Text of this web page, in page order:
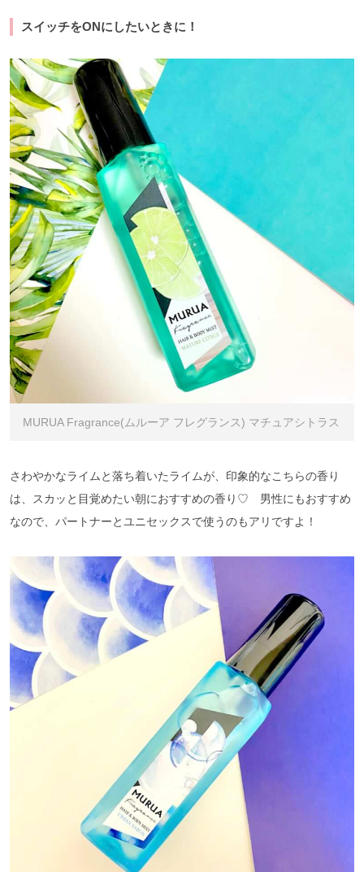
スイッチをONにしたいときに！
MURUA Fragrance(ムルーア フレグランス) マチュアシトラス
さわやかなライムと落ち着いたライムが、印象的なこちらの香り
は、スカッと目覚めたい朝におすすめの香り♡ 男性にもおすすめ
なので、パートナーとユニセックスで使うのもアリですよ！